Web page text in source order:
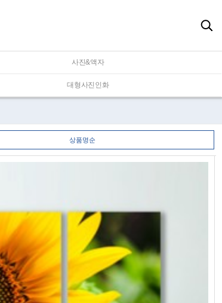
사진&액자
대형사진인화
상품명순